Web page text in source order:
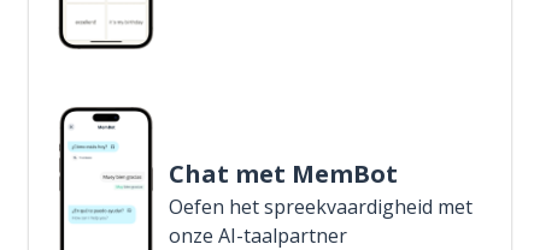
Chat met MemBot
Oefen het spreekvaardigheid met
onze AI-taalpartner